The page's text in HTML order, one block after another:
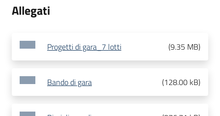
Allegati
Progetti di gara_7 lotti (9.35 MB)
Bando di gara (128.00 kB)